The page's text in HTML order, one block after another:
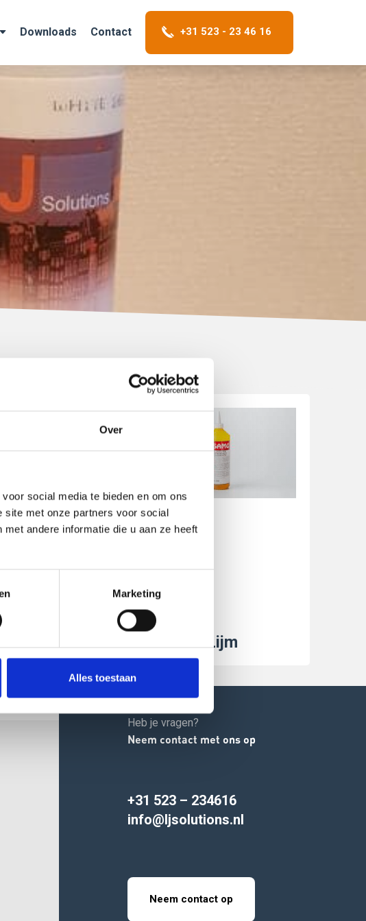
Over
social media te bieden en om ons
site met onze partners voor social
andere informatie die u aan ze heeft
Marketing
Alles toestaan
Downloads Contact +31 523 - 23 46 16
Xtreme
Sesamo Lijm
Heb je vragen?
Neem contact met ons op
+31 523 – 234616
info@ljsolutions.nl
Neem contact op